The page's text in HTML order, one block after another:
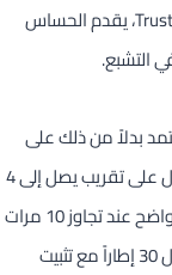
لهاتف في هذه الفئة السعرية. وفق Trusted Reviews، يقدم الحساس
التشبع.
بدلاً من ذلك على
القص الرقمي من حساس 200 ميجابكسل للحصول على تقريب يصل إلى 4
مرات بجودة مقبولة، بينما تنخفض الجودة بشكل واضح عند تجاوز 10 مرات
تقريب رقمي. تسجل الكاميرا فيديو بدقة 4K بمعدل 30 إطاراً مع تثبيت